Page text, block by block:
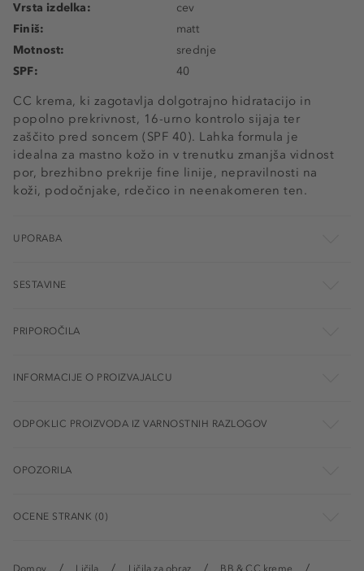
Domov Ličila Ličila za obraz BB & CC kreme
CC krema, ki zagotavlja dolgotrajno hidratacijo in
popolno prekrivnost, 16-urno kontrolo sijaja ter
zaščito pred soncem (SPF 40). Lahka formula je
idealna za mastno kožo in v trenutku zmanjša vidnost
por, brezhibno prekrije fine linije, nepravilnosti na
koži, podočnjake, rdečico in neenakomeren ten.
Vrsta izdelka:
cev
Finiš:
matt
Motnost:
srednje
SPF:
40
UPORABA
SESTAVINE
PRIPOROČILA
INFORMACIJE O PROIZVAJALCU
ODPOKLIC PROIZVODA IZ VARNOSTNIH RAZLOGOV
OPOZORILA
OCENE STRANK (0)